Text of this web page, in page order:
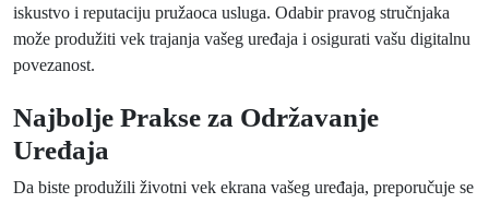
iskustvo i reputaciju pružaoca usluga. Odabir pravog stručnjaka
može produžiti vek trajanja vašeg uređaja i osigurati vašu digitalnu
povezanost.
Najbolje Prakse za Održavanje
Uređaja
Da biste produžili životni vek ekrana vašeg uređaja, preporučuje se